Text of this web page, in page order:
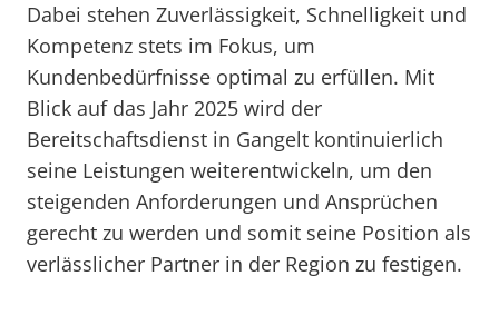
Dabei stehen Zuverlässigkeit, Schnelligkeit und
Kompetenz stets im Fokus, um
Kundenbedürfnisse optimal zu erfüllen. Mit
Blick auf das Jahr 2025 wird der
Bereitschaftsdienst in Gangelt kontinuierlich
seine Leistungen weiterentwickeln, um den
steigenden Anforderungen und Ansprüchen
gerecht zu werden und somit seine Position als
verlässlicher Partner in der Region zu festigen.